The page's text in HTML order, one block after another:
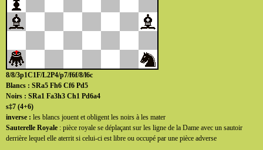
8/8/3p1C1F/L2P4/p7/f6f/8/l6c
Blancs : SRa5 Fh6 Cf6 Pd5
Noirs : SRa1 Fa3h3 Ch1 Pd6a4
s‡7 (4+6)
inverse : les blancs jouent et obligent les noirs à les mater
Sauterelle Royale : pièce royale se déplaçant sur les ligne de la Dame avec un sautoir
derrière lequel elle aterrit si celui-ci est libre ou occupé par une pièce adverse